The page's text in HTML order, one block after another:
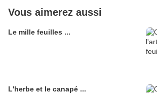
Vous aimerez aussi
Le mille feuilles ...
L'herbe et le canapé ...